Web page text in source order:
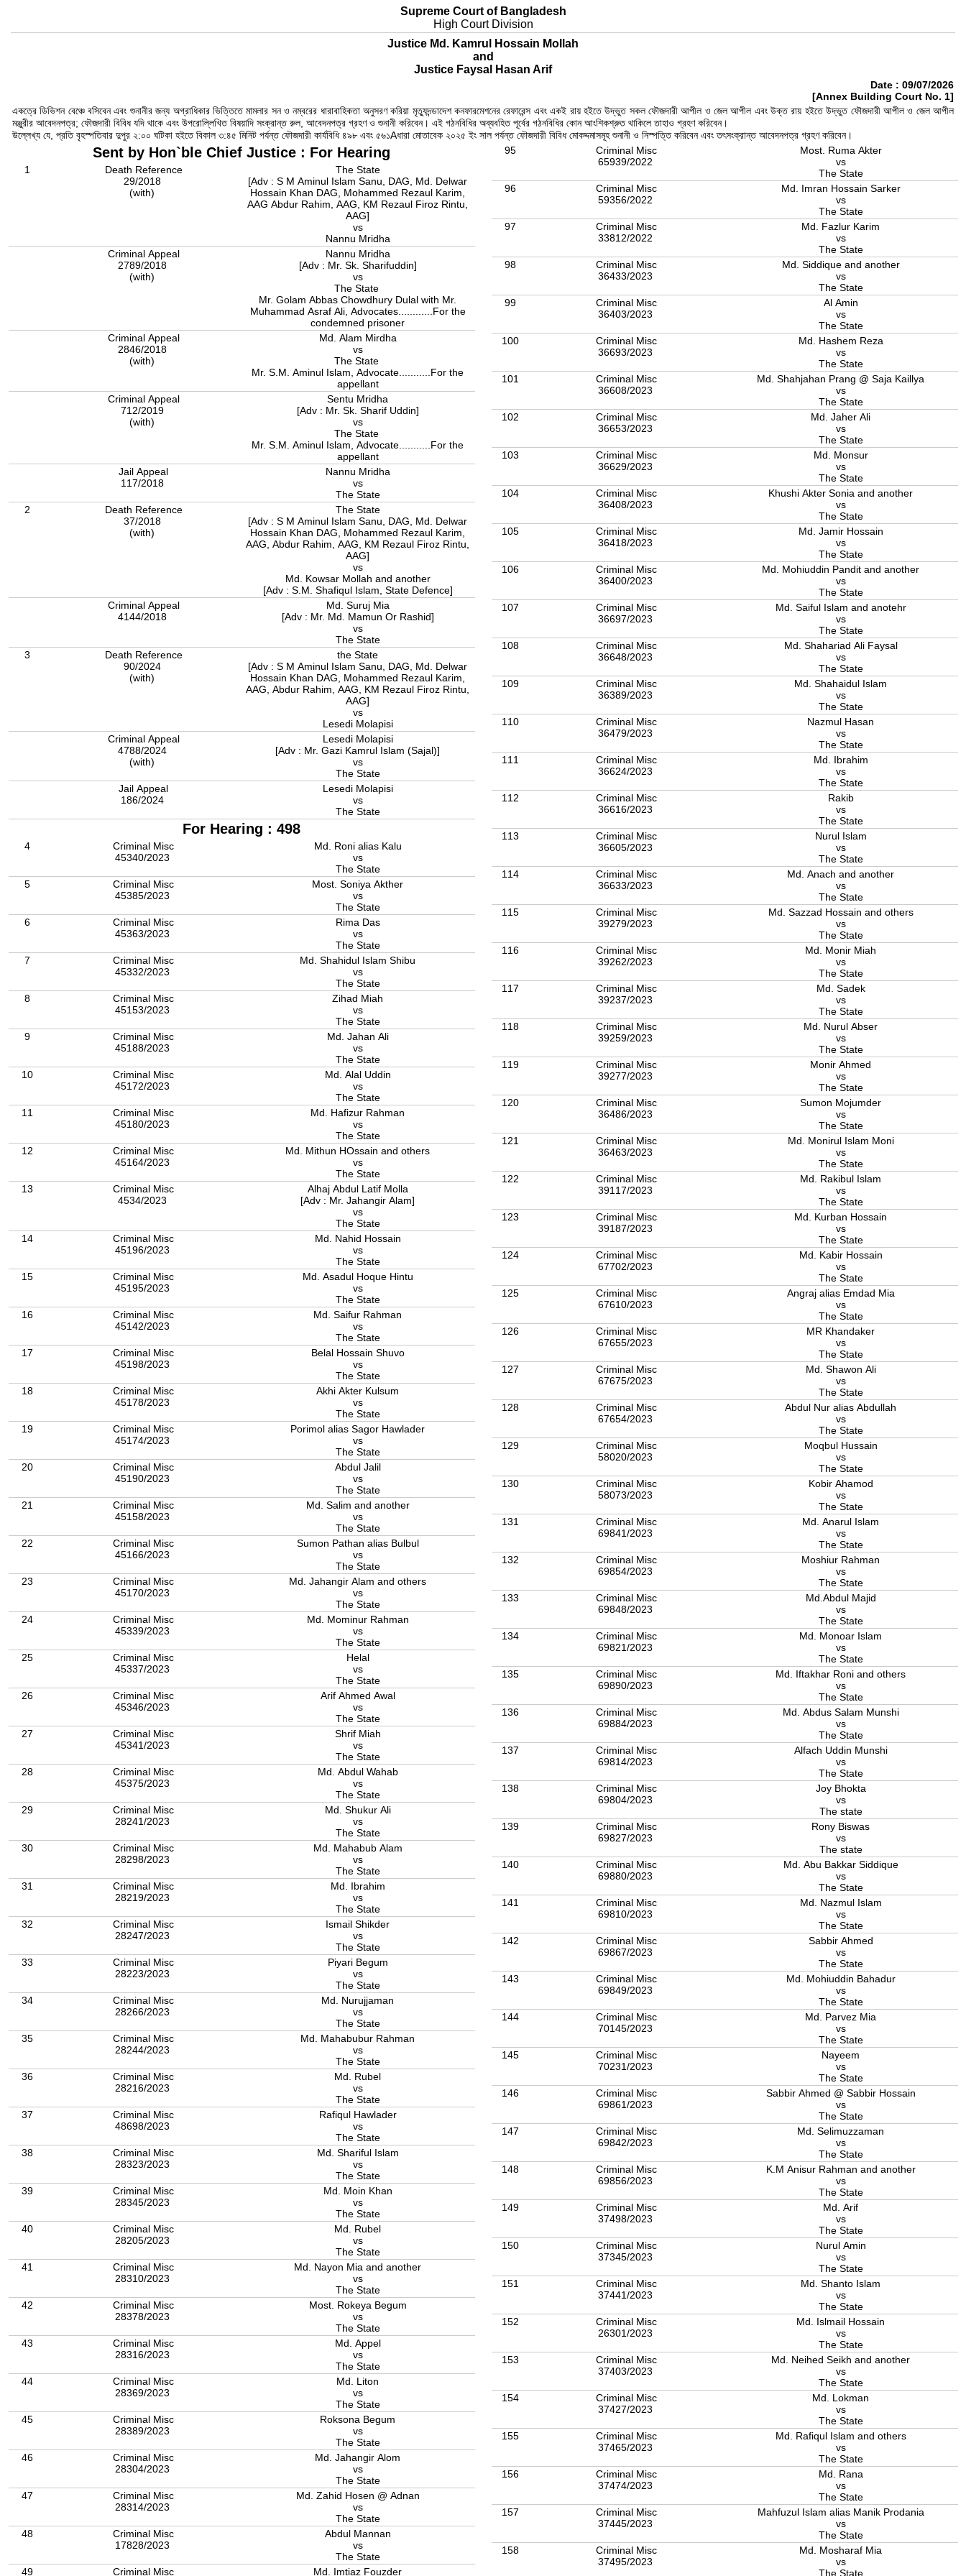
Supreme Court of Bangladesh
High Court Division
Justice Md. Kamrul Hossain Mollah
and
Justice Faysal Hasan Arif
Date : 09/07/2026
[Annex Building Court No. 1]
একত্রে ডিভিশন বেঞ্চে বসিবেন এবং শুনানীর জন্য অগ্রাধিকার ভিত্তিতে মামলার সন ও নম্বরের ধারাবাহিকতা অনুসরণ করিয়া মৃত্যুদন্ডাদেশ কনফারমেশনের রেফারেন্স এবং একই রায় হইতে উদ্ভুত সকল ফৌজদারী আপীল ও জেল আপীল এবং উক্ত রায় হইতে উদ্ভুত ফৌজদারী আপীল ও জেল আপীল
মঞ্জুরীর আবেদনপত্র; ফৌজদারী বিবিধ যদি থাকে এবং উপরোল্লিখিত বিষয়াদি সংক্রান্ত রুল, আবেদনপত্র গ্রহণ ও শুনানী করিবেন। এই গঠনবিধির অব্যবহিত পূর্বের গঠনবিধির কোন আংশিকশ্রুত থাকিলে তাহাও গ্রহণ করিবেন।
উল্লেখ্য যে, প্রতি বৃহস্পতিবার দুপুর ২:০০ ঘটিকা হইতে বিকাল ৩:৪৫ মিনিট পর্যন্ত ফৌজদারী কার্যবিধি ৪৯৮ এবং ৫৬১Aধারা মোতাবেক ২০২৫ ইং সাল পর্যন্ত ফৌজদারী বিবিধ মোকদ্দমাসমূহ শুনানী ও নিস্পত্তি করিবেন এবং তৎসংক্রান্ত আবেদনপত্র গ্রহণ করিবেন।
Sent by Hon`ble Chief Justice : For Hearing
1
Death Reference
29/2018
(with)
The State
[Adv : S M Aminul Islam Sanu, DAG, Md. Delwar
Hossain Khan DAG, Mohammed Rezaul Karim,
AAG Abdur Rahim, AAG, KM Rezaul Firoz Rintu,
AAG]
vs
Nannu Mridha
Criminal Appeal
2789/2018
(with)
Nannu Mridha
[Adv : Mr. Sk. Sharifuddin]
vs
The State
Mr. Golam Abbas Chowdhury Dulal with Mr.
Muhammad Asraf Ali, Advocates............For the
condemned prisoner
Criminal Appeal
2846/2018
(with)
Md. Alam Mirdha
vs
The State
Mr. S.M. Aminul Islam, Advocate...........For the
appellant
Criminal Appeal
712/2019
(with)
Sentu Mridha
[Adv : Mr. Sk. Sharif Uddin]
vs
The State
Mr. S.M. Aminul Islam, Advocate...........For the
appellant
Jail Appeal
117/2018
Nannu Mridha
vs
The State
2
Death Reference
37/2018
(with)
The State
[Adv : S M Aminul Islam Sanu, DAG, Md. Delwar
Hossain Khan DAG, Mohammed Rezaul Karim,
AAG, Abdur Rahim, AAG, KM Rezaul Firoz Rintu,
AAG]
vs
Md. Kowsar Mollah and another
[Adv : S.M. Shafiqul Islam, State Defence]
Criminal Appeal
4144/2018
Md. Suruj Mia
[Adv : Mr. Md. Mamun Or Rashid]
vs
The State
3
Death Reference
90/2024
(with)
the State
[Adv : S M Aminul Islam Sanu, DAG, Md. Delwar
Hossain Khan DAG, Mohammed Rezaul Karim,
AAG, Abdur Rahim, AAG, KM Rezaul Firoz Rintu,
AAG]
vs
Lesedi Molapisi
Criminal Appeal
4788/2024
(with)
Lesedi Molapisi
[Adv : Mr. Gazi Kamrul Islam (Sajal)]
vs
The State
Jail Appeal
186/2024
Lesedi Molapisi
vs
The State
For Hearing : 498
4
Criminal Misc
45340/2023
Md. Roni alias Kalu
vs
The State
5
Criminal Misc
45385/2023
Most. Soniya Akther
vs
The State
6
Criminal Misc
45363/2023
Rima Das
vs
The State
7
Criminal Misc
45332/2023
Md. Shahidul Islam Shibu
vs
The State
8
Criminal Misc
45153/2023
Zihad Miah
vs
The State
9
Criminal Misc
45188/2023
Md. Jahan Ali
vs
The State
10
Criminal Misc
45172/2023
Md. Alal Uddin
vs
The State
11
Criminal Misc
45180/2023
Md. Hafizur Rahman
vs
The State
12
Criminal Misc
45164/2023
Md. Mithun HOssain and others
vs
The State
13
Criminal Misc
4534/2023
Alhaj Abdul Latif Molla
[Adv : Mr. Jahangir Alam]
vs
The State
14
Criminal Misc
45196/2023
Md. Nahid Hossain
vs
The State
15
Criminal Misc
45195/2023
Md. Asadul Hoque Hintu
vs
The State
16
Criminal Misc
45142/2023
Md. Saifur Rahman
vs
The State
17
Criminal Misc
45198/2023
Belal Hossain Shuvo
vs
The State
18
Criminal Misc
45178/2023
Akhi Akter Kulsum
vs
The State
19
Criminal Misc
45174/2023
Porimol alias Sagor Hawlader
vs
The State
20
Criminal Misc
45190/2023
Abdul Jalil
vs
The State
21
Criminal Misc
45158/2023
Md. Salim and another
vs
The State
22
Criminal Misc
45166/2023
Sumon Pathan alias Bulbul
vs
The State
23
Criminal Misc
45170/2023
Md. Jahangir Alam and others
vs
The State
24
Criminal Misc
45339/2023
Md. Mominur Rahman
vs
The State
25
Criminal Misc
45337/2023
Helal
vs
The State
26
Criminal Misc
45346/2023
Arif Ahmed Awal
vs
The State
27
Criminal Misc
45341/2023
Shrif Miah
vs
The State
28
Criminal Misc
45375/2023
Md. Abdul Wahab
vs
The State
29
Criminal Misc
28241/2023
Md. Shukur Ali
vs
The State
30
Criminal Misc
28298/2023
Md. Mahabub Alam
vs
The State
31
Criminal Misc
28219/2023
Md. Ibrahim
vs
The State
32
Criminal Misc
28247/2023
Ismail Shikder
vs
The State
33
Criminal Misc
28223/2023
Piyari Begum
vs
The State
34
Criminal Misc
28266/2023
Md. Nurujjaman
vs
The State
35
Criminal Misc
28244/2023
Md. Mahabubur Rahman
vs
The State
36
Criminal Misc
28216/2023
Md. Rubel
vs
The State
37
Criminal Misc
48698/2023
Rafiqul Hawlader
vs
The State
38
Criminal Misc
28323/2023
Md. Shariful Islam
vs
The State
39
Criminal Misc
28345/2023
Md. Moin Khan
vs
The State
40
Criminal Misc
28205/2023
Md. Rubel
vs
The State
41
Criminal Misc
28310/2023
Md. Nayon Mia and another
vs
The State
42
Criminal Misc
28378/2023
Most. Rokeya Begum
vs
The State
43
Criminal Misc
28316/2023
Md. Appel
vs
The State
44
Criminal Misc
28369/2023
Md. Liton
vs
The State
45
Criminal Misc
28389/2023
Roksona Begum
vs
The State
46
Criminal Misc
28304/2023
Md. Jahangir Alom
vs
The State
47
Criminal Misc
28314/2023
Md. Zahid Hosen @ Adnan
vs
The State
48
Criminal Misc
17828/2023
Abdul Mannan
vs
The State
49
Criminal Misc Md. Imtiaz Fouzder
95
Criminal Misc
65939/2022
Most. Ruma Akter
vs
The State
96
Criminal Misc
59356/2022
Md. Imran Hossain Sarker
vs
The State
97
Criminal Misc
33812/2022
Md. Fazlur Karim
vs
The State
98
Criminal Misc
36433/2023
Md. Siddique and another
vs
The State
99
Criminal Misc
36403/2023
Al Amin
vs
The State
100
Criminal Misc
36693/2023
Md. Hashem Reza
vs
The State
101
Criminal Misc
36608/2023
Md. Shahjahan Prang @ Saja Kaillya
vs
The State
102
Criminal Misc
36653/2023
Md. Jaher Ali
vs
The State
103
Criminal Misc
36629/2023
Md. Monsur
vs
The State
104
Criminal Misc
36408/2023
Khushi Akter Sonia and another
vs
The State
105
Criminal Misc
36418/2023
Md. Jamir Hossain
vs
The State
106
Criminal Misc
36400/2023
Md. Mohiuddin Pandit and another
vs
The State
107
Criminal Misc
36697/2023
Md. Saiful Islam and anotehr
vs
The State
108
Criminal Misc
36648/2023
Md. Shahariad Ali Faysal
vs
The State
109
Criminal Misc
36389/2023
Md. Shahaidul Islam
vs
The State
110
Criminal Misc
36479/2023
Nazmul Hasan
vs
The State
111
Criminal Misc
36624/2023
Md. Ibrahim
vs
The State
112
Criminal Misc
36616/2023
Rakib
vs
The State
113
Criminal Misc
36605/2023
Nurul Islam
vs
The State
114
Criminal Misc
36633/2023
Md. Anach and another
vs
The State
115
Criminal Misc
39279/2023
Md. Sazzad Hossain and others
vs
The State
116
Criminal Misc
39262/2023
Md. Monir Miah
vs
The State
117
Criminal Misc
39237/2023
Md. Sadek
vs
The State
118
Criminal Misc
39259/2023
Md. Nurul Abser
vs
The State
119
Criminal Misc
39277/2023
Monir Ahmed
vs
The State
120
Criminal Misc
36486/2023
Sumon Mojumder
vs
The State
121
Criminal Misc
36463/2023
Md. Monirul Islam Moni
vs
The State
122
Criminal Misc
39117/2023
Md. Rakibul Islam
vs
The State
123
Criminal Misc
39187/2023
Md. Kurban Hossain
vs
The State
124
Criminal Misc
67702/2023
Md. Kabir Hossain
vs
The State
125
Criminal Misc
67610/2023
Angraj alias Emdad Mia
vs
The State
126
Criminal Misc
67655/2023
MR Khandaker
vs
The State
127
Criminal Misc
67675/2023
Md. Shawon Ali
vs
The State
128
Criminal Misc
67654/2023
Abdul Nur alias Abdullah
vs
The State
129
Criminal Misc
58020/2023
Moqbul Hussain
vs
The State
130
Criminal Misc
58073/2023
Kobir Ahamod
vs
The State
131
Criminal Misc
69841/2023
Md. Anarul Islam
vs
The State
132
Criminal Misc
69854/2023
Moshiur Rahman
vs
The State
133
Criminal Misc
69848/2023
Md.Abdul Majid
vs
The State
134
Criminal Misc
69821/2023
Md. Monoar Islam
vs
The State
135
Criminal Misc
69890/2023
Md. Iftakhar Roni and others
vs
The State
136
Criminal Misc
69884/2023
Md. Abdus Salam Munshi
vs
The State
137
Criminal Misc
69814/2023
Alfach Uddin Munshi
vs
The State
138
Criminal Misc
69804/2023
Joy Bhokta
vs
The state
139
Criminal Misc
69827/2023
Rony Biswas
vs
The state
140
Criminal Misc
69880/2023
Md. Abu Bakkar Siddique
vs
The State
141
Criminal Misc
69810/2023
Md. Nazmul Islam
vs
The State
142
Criminal Misc
69867/2023
Sabbir Ahmed
vs
The State
143
Criminal Misc
69849/2023
Md. Mohiuddin Bahadur
vs
The State
144
Criminal Misc
70145/2023
Md. Parvez Mia
vs
The State
145
Criminal Misc
70231/2023
Nayeem
vs
The State
146
Criminal Misc
69861/2023
Sabbir Ahmed @ Sabbir Hossain
vs
The State
147
Criminal Misc
69842/2023
Md. Selimuzzaman
vs
The State
148
Criminal Misc
69856/2023
K.M Anisur Rahman and another
vs
The State
149
Criminal Misc
37498/2023
Md. Arif
vs
The State
150
Criminal Misc
37345/2023
Nurul Amin
vs
The State
151
Criminal Misc
37441/2023
Md. Shanto Islam
vs
The State
152
Criminal Misc
26301/2023
Md. Islmail Hossain
vs
The State
153
Criminal Misc
37403/2023
Md. Neihed Seikh and another
vs
The State
154
Criminal Misc
37427/2023
Md. Lokman
vs
The State
155
Criminal Misc
37465/2023
Md. Rafiqul Islam and others
vs
The State
156
Criminal Misc
37474/2023
Md. Rana
vs
The State
157
Criminal Misc
37445/2023
Mahfuzul Islam alias Manik Prodania
vs
The State
158
Criminal Misc
37495/2023
Md. Mosharaf Mia
vs
The State